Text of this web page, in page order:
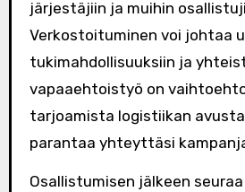
järjestäjiin ja muihin
Verkostoituminen voi johtaa
tukimahdollisuuksiin ja
vapaaehtoistyö on
tarjoamista logistiikan
parantaa yhteyttäsi
Osallistumisen jälkeen